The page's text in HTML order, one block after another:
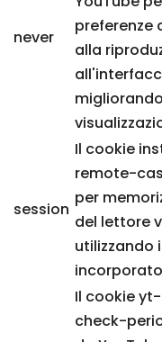
never
preferenze
alla
session
Il cookie
remote-
per
del lettore
utilizzando
Il cookie
check-